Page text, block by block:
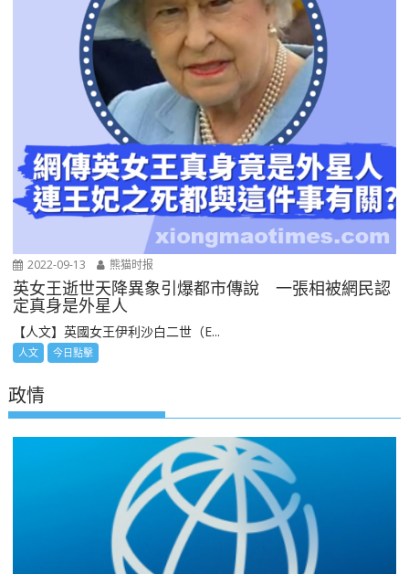
2022-09-13 熊猫时报
英女王逝世天降異象引爆都市傳說 一張相被網民認
定真身是外星人
【人文】英國女王伊利沙白二世（E...
人文 今日點擊
政情